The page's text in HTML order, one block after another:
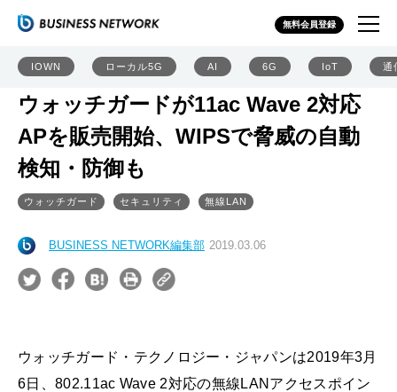
無料会員登録
IOWN ローカル5G AI 6G IoT 通
ウォッチガードが11ac Wave 2対応
APを販売開始、WIPSで脅威の自動
検知・防御も
ウォッチガード セキュリティ 無線LAN
BUSINESS NETWORK編集部 2019.03.06
ウォッチガード・テクノロジー・ジャパンは2019年3月
6日、802.11ac Wave 2対応の無線LANアクセスポイン